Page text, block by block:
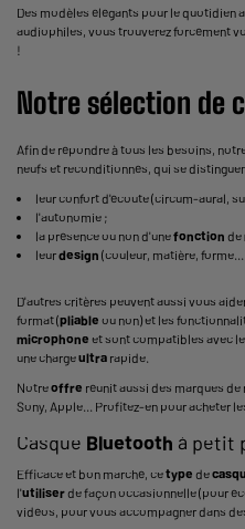
Des modèles élégants pour le quotidien
audiophiles, vous trouverez forcément
!
Notre sélection de
Afin de répondre à tous les besoins,
neufs et reconditionnés, qui se
leur confort d'écoute (circum-aural,
l'autonomie ;
la présence ou non d'unefonction de
leurdesign (couleur, matière,
D'autres critères peuvent aussi vous
format (pliable ou non) et les
microphone et sont compatibles avec
une chargeultra rapide.
Notreoffre réunit aussi des marques
Sony, Apple... Profitez-en pour acheter
Casque Bluetooth à petit
Efficace et bon marché, cetype de
l'utiliserde façon occasionnelle (pour
vidéos, pour vous accompagner dans